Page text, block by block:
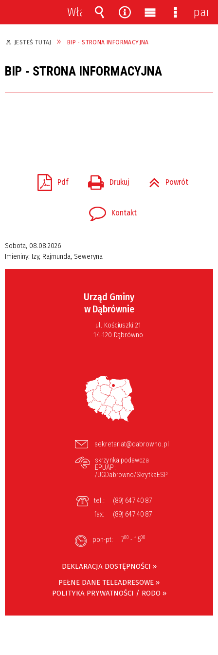
JESTEŚ TUTAJ BIP - STRONA INFORMACYJNA
BIP - STRONA INFORMACYJNA
Pdf Drukuj Powrót
Kontakt
Sobota, 08.08.2026
Imieniny: Izy, Rajmunda, Seweryna
Urząd Gminy
w Dąbrównie
ul. Kościuszki 21
14-120 Dąbrówno
sekretariat@dabrowno.pl
skrzynka podawcza
EPUAP:
/UGDabrowno/SkrytkaESP
tel.:
(89) 647 40 87
fax:
(89) 647 40 87
pon-pt: 700 - 1500
DEKLARACJA DOSTĘPNOŚCI »
PEŁNE DANE TELEADRESOWE »
POLITYKA PRYWATNOŚCI / RODO »
Włącz
powiadomienia
Wyszukiwarka
Narzędzia
Menu
główne
Menu